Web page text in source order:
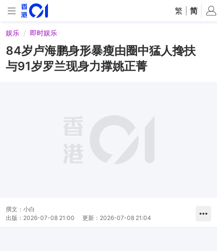
繁 简
娱乐 即时娱乐
84岁卢海鹏身形暴瘦由圈中猛人搀扶
与91岁罗兰现身力撑姚正菁
撰文： 小白
出版： 2026-07-08 21:00 更新： 2026-07-08 21:04